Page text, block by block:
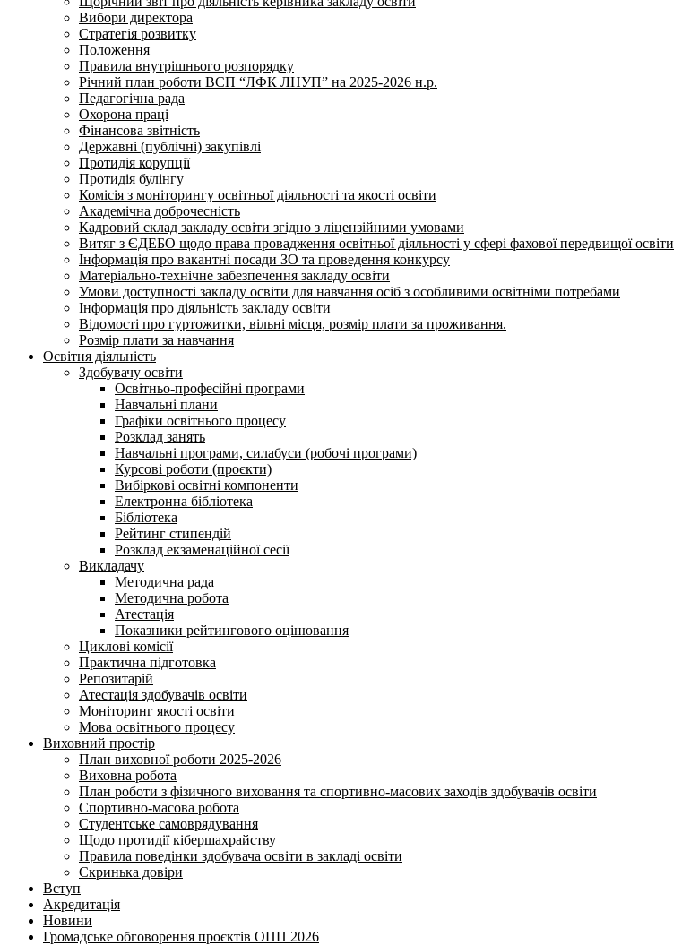
Вибори директора
Стратегія розвитку
Положення
Правила внутрішнього розпорядку
Річний план роботи ВСП “ЛФК ЛНУП” на 2025-2026 н.р.
Педагогічна рада
Охорона праці
Фінансова звітність
Державні (публічні) закупівлі
Протидія корупції
Протидія булінгу
Комісія з моніторингу освітньої діяльності та якості освіти
Академічна доброчесність
Кадровий склад закладу освіти згідно з ліцензійними умовами
Витяг з ЄДЕБО щодо права провадження освітньої діяльності у сфері фахової передвищої освіти
Інформація про вакантні посади ЗО та проведення конкурсу
Матеріально-технічне забезпечення закладу освіти
Умови доступності закладу освіти для навчання осіб з особливими освітніми потребами
Інформація про діяльність закладу освіти
Відомості про гуртожитки, вільні місця, розмір плати за проживання.
Розмір плати за навчання
Освітня діяльність
Здобувачу освіти
Освітньо-професійні програми
Навчальні плани
Графіки освітнього процесу
Розклад занять
Навчальні програми, силабуси (робочі програми)
Курсові роботи (проєкти)
Вибіркові освітні компоненти
Електронна бібліотека
Бібліотека
Рейтинг стипендій
Розклад екзаменаційної сесії
Викладачу
Методична рада
Методична робота
Атестація
Показники рейтингового оцінювання
Циклові комісії
Практична підготовка
Репозитарій
Атестація здобувачів освіти
Моніторинг якості освіти
Мова освітнього процесу
Виховний простір
План виховної роботи 2025-2026
Виховна робота
План роботи з фізичного виховання та спортивно-масових заходів здобувачів освіти
Спортивно-масова робота
Студентське самоврядування
Щодо протидії кібершахрайству
Правила поведінки здобувача освіти в закладі освіти
Скринька довіри
Вступ
Акредитація
Новини
Громадське обговорення проєктів ОПП 2026